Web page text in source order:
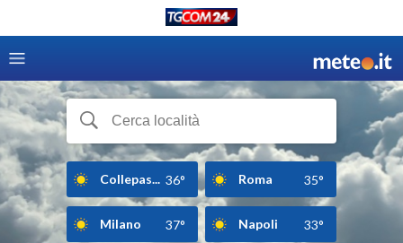
Collepas... 36° Roma 35°
Milano 37° Napoli 33°